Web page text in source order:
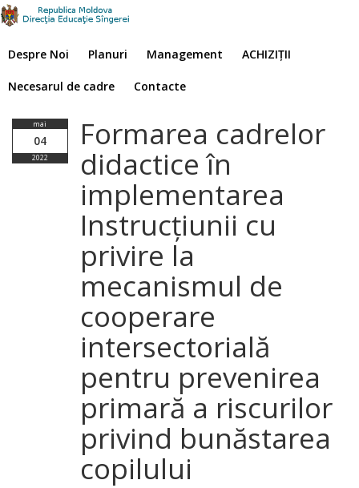
Despre Noi Planuri Management ACHIZIȚII
Necesarul de cadre Contacte
mai
04
2022
Formarea cadrelor
didactice în
implementarea
Instrucțiunii cu
privire la
mecanismul de
cooperare
intersectorială
pentru prevenirea
primară a riscurilor
privind bunăstarea
copilului